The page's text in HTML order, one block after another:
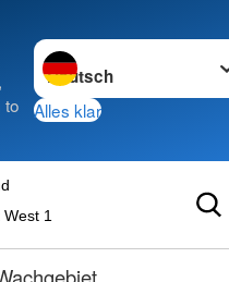
to
Sprache wechseln zu
Alles klar
1